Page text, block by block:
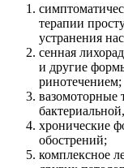
терапии
устранения
сенная
и другие
ринотечением;
вазомоторные
хронические
обострений;
комплексное